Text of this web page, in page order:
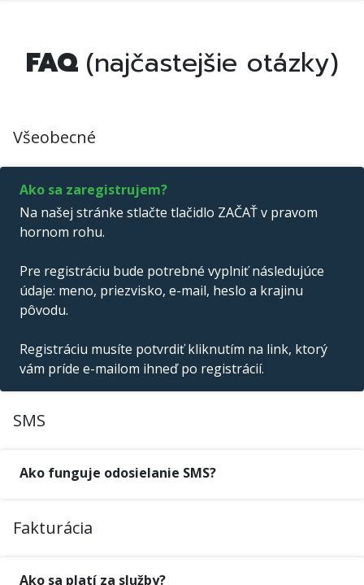
FAQ (najčastejšie otázky)
Všeobecné
Ako sa zaregistrujem?
Na našej stránke stlačte tlačidlo ZAČAŤ v pravom
hornom rohu.
Pre registráciu bude potrebné vyplniť následujúce
údaje: meno, priezvisko, e-mail, heslo a krajinu
pôvodu.
Registráciu musíte potvrdiť kliknutím na link, ktorý
vám príde e-mailom ihneď po registrácií.
SMS
Ako funguje odosielanie SMS?
Fakturácia
Ako sa platí za služby?